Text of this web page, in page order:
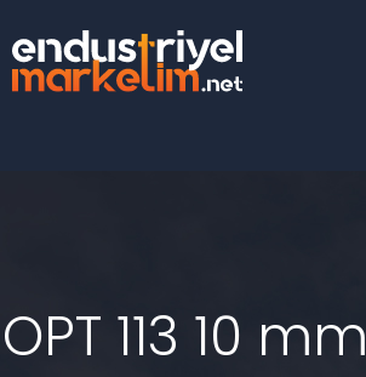
OPT 113 10 mm